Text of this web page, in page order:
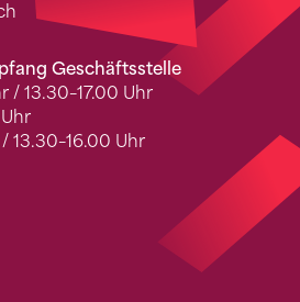
Geschäftsstelle
/ 13.30–17.00 Uhr
13.30–16.00 Uhr